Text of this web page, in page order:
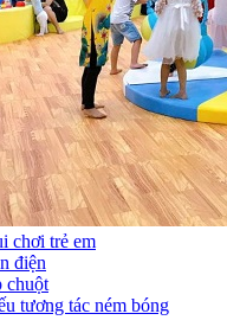
chơi trẻ em
điện
chuột
tương tác ném bóng